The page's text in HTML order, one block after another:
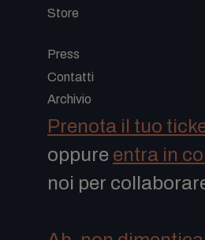
Store
Press
Contatti
Archivio
Prenota il tuo
oppure entra in
noi per